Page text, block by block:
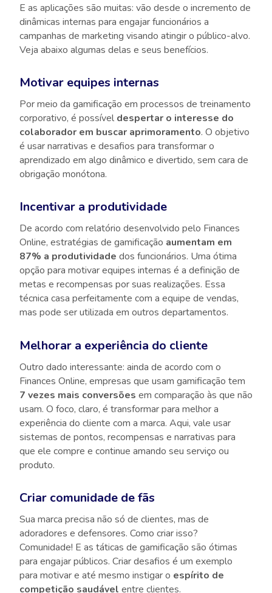
E as aplicações são muitas: vão desde o incremento de
dinâmicas internas para engajar funcionários a
campanhas de marketing visando atingir o público-alvo.
Veja abaixo algumas delas e seus benefícios.
Motivar equipes internas
Por meio da gamificação em processos de treinamento
corporativo, é possível despertar o interesse do
colaborador em buscar aprimoramento. O objetivo
é usar narrativas e desafios para transformar o
aprendizado em algo dinâmico e divertido, sem cara de
obrigação monótona.
Incentivar a produtividade
De acordo com relatório desenvolvido pelo Finances
Online, estratégias de gamificação aumentam em
87% a produtividade dos funcionários. Uma ótima
opção para motivar equipes internas é a definição de
metas e recompensas por suas realizações. Essa
técnica casa perfeitamente com a equipe de vendas,
mas pode ser utilizada em outros departamentos.
Melhorar a experiência do cliente
Outro dado interessante: ainda de acordo com o
Finances Online, empresas que usam gamificação tem
7 vezes mais conversões em comparação às que não
usam. O foco, claro, é transformar para melhor a
experiência do cliente com a marca. Aqui, vale usar
sistemas de pontos, recompensas e narrativas para
que ele compre e continue amando seu serviço ou
produto.
Criar comunidade de fãs
Sua marca precisa não só de clientes, mas de
adoradores e defensores. Como criar isso?
Comunidade! E as táticas de gamificação são ótimas
para engajar públicos. Criar desafios é um exemplo
para motivar e até mesmo instigar o espírito de
competição saudável entre clientes.